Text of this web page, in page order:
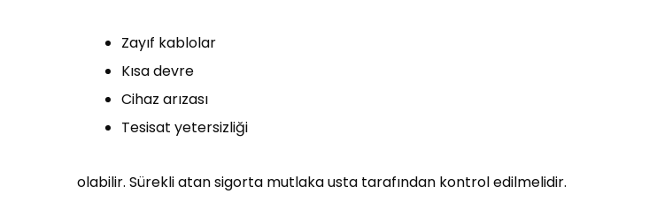
Zayıf kablolar
Kısa devre
Cihaz arızası
Tesisat yetersizliği
olabilir. Sürekli atan sigorta mutlaka usta tarafından kontrol edilmelidir.